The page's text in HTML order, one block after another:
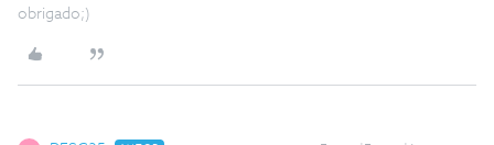
obrigado;)